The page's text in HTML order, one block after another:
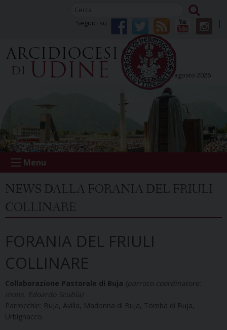
Seguici su
lunedì 10 agosto 2026
Menu
NEWS DALLA FORANIA DEL FRIULI
COLLINARE
FORANIA DEL FRIULI
COLLINARE
Collaborazione Pastorale di Buja (parroco coordinatore:
mons. Edoardo Scubla)
Parrocchie: Buja, Avilla, Madonna di Buja, Tomba di Buja,
Urbignacco.